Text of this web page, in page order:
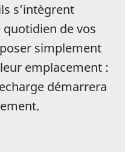
s’intègrent
de vos
simplement
emplacement :
démarrera